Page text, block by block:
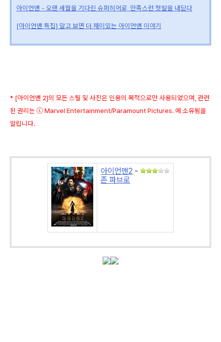
아이언맨 - 오랜 세월을 기다린 슈퍼히어로, 만족스런 첫발을 내딛다
[아이언맨 특집] 알고 보면 더 재미있는 아이언맨 이야기
* [아이언맨 2]의 모든 스틸 및 사진은 인용의 목적으로만 사용되었으며, 관련
된 권리는 ⓒ Marvel Entertainment/Paramount Pictures. 에 소유됨을
알립니다.
아이언맨2 -
존 파브로